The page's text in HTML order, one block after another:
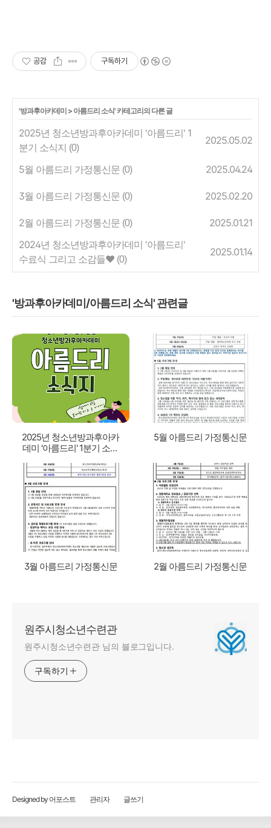
공감 구독하기
'방과후아카데미 > 아름드리 소식' 카테고리의 다른 글
2025년 청소년방과후아카데미 '아름드리' 1
분기 소식지 (0)
2025.05.02
5월 아름드리 가정통신문 (0) 2025.04.24
3월 아름드리 가정통신문 (0) 2025.02.20
2월 아름드리 가정통신문 (0)
2025.01.21
2024년 청소년방과후아카데미 '아름드리'
수료식 그리고 소감들♥ (0)
2025.01.14
'방과후아카데미/아름드리 소식' 관련글
2025년 청소년방과후아카
데미 '아름드리' 1분기 소식
5월 아름드리 가정통신문
3월 아름드리 가정통신문 2월 아름드리 가정통신문
원주시청소년수련관
원주시청소년수련관 님의 블로그입니다.
구독하기
Designed by 어포스트 관리자 글쓰기